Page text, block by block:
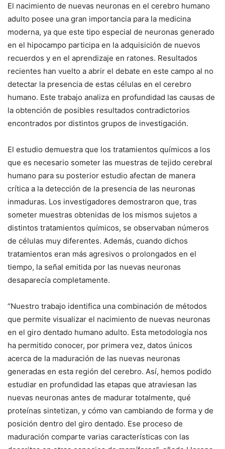
El nacimiento de nuevas neuronas en el cerebro humano
adulto posee una gran importancia para la medicina
moderna, ya que este tipo especial de neuronas generado
en el hipocampo participa en la adquisición de nuevos
recuerdos y en el aprendizaje en ratones. Resultados
recientes han vuelto a abrir el debate en este campo al no
detectar la presencia de estas células en el cerebro
humano. Este trabajo analiza en profundidad las causas de
la obtención de posibles resultados contradictorios
encontrados por distintos grupos de investigación.
El estudio demuestra que los tratamientos químicos a los
que es necesario someter las muestras de tejido cerebral
humano para su posterior estudio afectan de manera
crítica a la detección de la presencia de las neuronas
inmaduras. Los investigadores demostraron que, tras
someter muestras obtenidas de los mismos sujetos a
distintos tratamientos químicos, se observaban números
de células muy diferentes. Además, cuando dichos
tratamientos eran más agresivos o prolongados en el
tiempo, la señal emitida por las nuevas neuronas
desaparecía completamente.
“Nuestro trabajo identifica una combinación de métodos
que permite visualizar el nacimiento de nuevas neuronas
en el giro dentado humano adulto. Esta metodología nos
ha permitido conocer, por primera vez, datos únicos
acerca de la maduración de las nuevas neuronas
generadas en esta región del cerebro. Así, hemos podido
estudiar en profundidad las etapas que atraviesan las
nuevas neuronas antes de madurar totalmente, qué
proteínas sintetizan, y cómo van cambiando de forma y de
posición dentro del giro dentado. Ese proceso de
maduración comparte varias características con las